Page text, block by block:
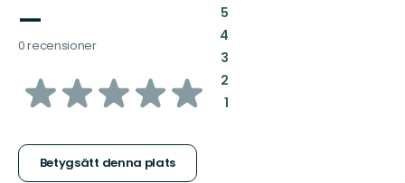
—
0 recensioner
av
stjärnor
Betygsätt denna plats
5:
4:
3:
2:
1: